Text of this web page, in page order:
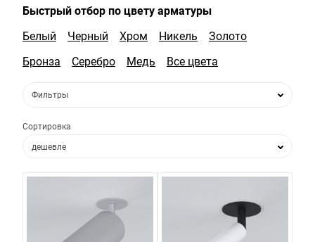
Быстрый отбор по цвету арматуры
Белый
Черный Хром Никель
Золото
Бронза
Серебро Медь Все цвета
Фильтры
Сортировка
дешевле